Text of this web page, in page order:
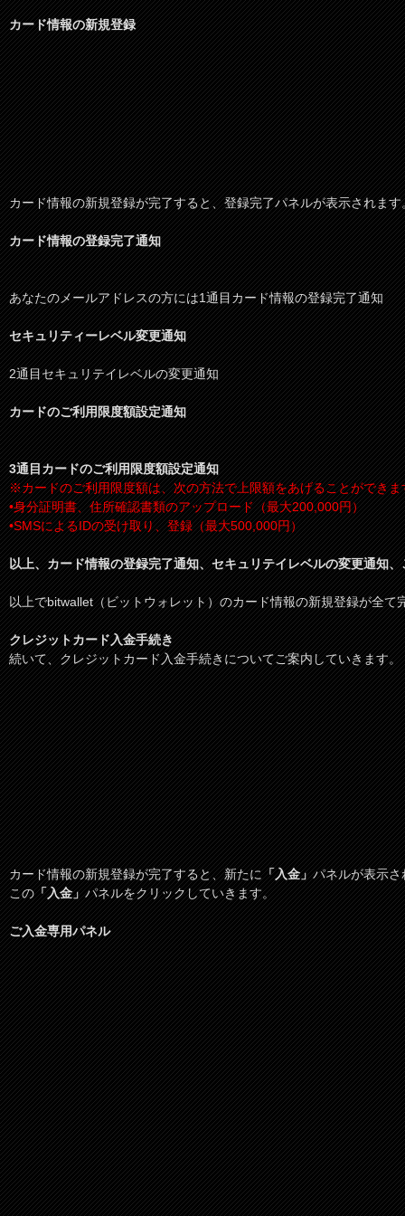
カード情報の新規登録
カード情報の新規登録が完了すると、登録完了パネルが表示されます
カード情報の登録完了通知
あなたのメールアドレスの方には1通目カード情報の登録完了通知
セキュリティーレベル変更通知
2通目セキュリテイレベルの変更通知
カードのご利用限度額設定通知
3通目カードのご利用限度額設定通知
※カードのご利用限度額は、次の方法で上限額をあげることができま
•身分証明書、住所確認書類のアップロード（最大200,000円）
•SMSによるIDの受け取り、登録（最大500,000円）
以上、カード情報の登録完了通知、セキュリテイレベルの変更通知
以上でbitwallet（ビットウォレット）のカード情報の新規登録が全て
クレジットカード入金手続き
続いて、クレジットカード入金手続きについてご案内していきます。
カード情報の新規登録が完了すると、新たに「入金」パネルが表示さ
この「入金」パネルをクリックしていきます。
ご入金専用パネル